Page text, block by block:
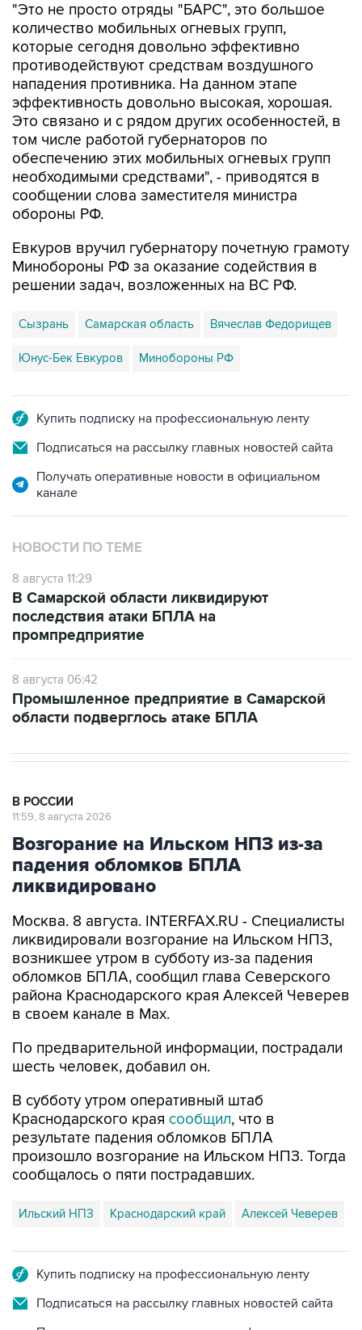
"Это не просто отряды "БАРС", это большое
количество мобильных огневых групп,
которые сегодня довольно эффективно
противодействуют средствам воздушного
нападения противника. На данном этапе
эффективность довольно высокая, хорошая.
Это связано и с рядом других особенностей, в
том числе работой губернаторов по
обеспечению этих мобильных огневых групп
необходимыми средствами", - приводятся в
сообщении слова заместителя министра
обороны РФ.
Евкуров вручил губернатору почетную грамоту
Минобороны РФ за оказание содействия в
решении задач, возложенных на ВС РФ.
Сызрань Самарская область Вячеслав Федорищев
Юнус-Бек Евкуров Минобороны РФ
Купить подписку на профессиональную ленту
Подписаться на рассылку главных новостей сайта
Получать оперативные новости в официальном
канале
НОВОСТИ ПО ТЕМЕ
8 августа 11:29
В Самарской области ликвидируют
последствия атаки БПЛА на
промпредприятие
8 августа 06:42
Промышленное предприятие в Самарской
области подверглось атаке БПЛА
В РОССИИ
11:59, 8 августа 2026
Возгорание на Ильском НПЗ из-за
падения обломков БПЛА
ликвидировано
Москва. 8 августа. INTERFAX.RU - Специалисты
ликвидировали возгорание на Ильском НПЗ,
возникшее утром в субботу из-за падения
обломков БПЛА, сообщил глава Северского
района Краснодарского края Алексей Чеверев
в своем канале в Max.
По предварительной информации, пострадали
шесть человек, добавил он.
В субботу утром оперативный штаб
Краснодарского края сообщил, что в
результате падения обломков БПЛА
произошло возгорание на Ильском НПЗ. Тогда
сообщалось о пяти пострадавших.
Ильский НПЗ Краснодарский край Алексей Чеверев
Купить подписку на профессиональную ленту
Подписаться на рассылку главных новостей сайта